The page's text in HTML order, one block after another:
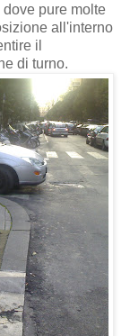
pure molte
all'interno
il
di turno.